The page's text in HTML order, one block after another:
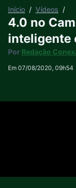
Início / Vídeos /
4.0 no
inteligente
Por Redação
Em 07/08/2020, 09h54